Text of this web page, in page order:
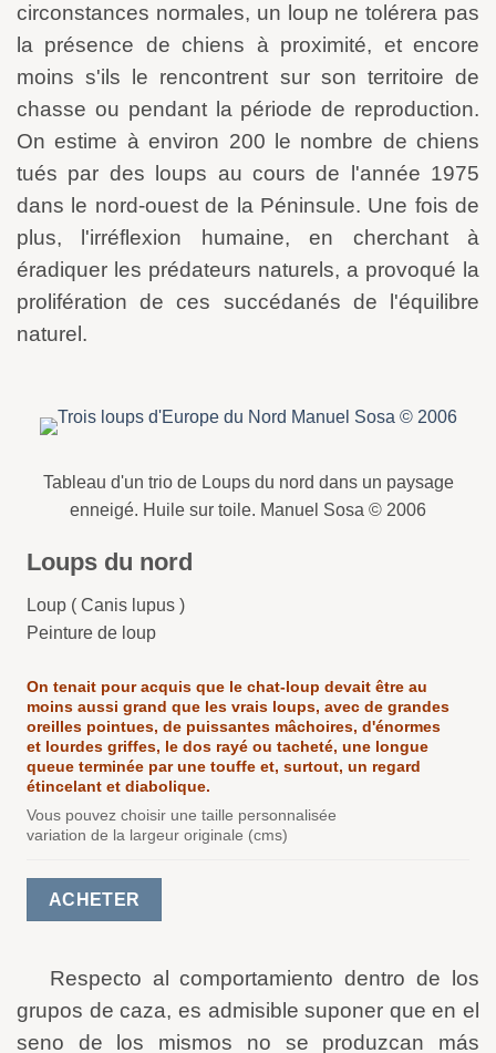
circonstances normales, un loup ne tolérera pas
la présence de chiens à proximité, et encore
moins s'ils le rencontrent sur son territoire de
chasse ou pendant la période de reproduction.
On estime à environ 200 le nombre de chiens
tués par des loups au cours de l'année 1975
dans le nord-ouest de la Péninsule. Une fois de
plus, l'irréflexion humaine, en cherchant à
éradiquer les prédateurs naturels, a provoqué la
prolifération de ces succédanés de l'équilibre
naturel.
Tableau d'un trio de Loups du nord dans un paysage
enneigé. Huile sur toile. Manuel Sosa © 2006
Loups du nord
Loup ( Canis lupus )
Peinture de loup
On tenait pour acquis que le chat-loup devait être au
moins aussi grand que les vrais loups, avec de grandes
oreilles pointues, de puissantes mâchoires, d'énormes
et lourdes griffes, le dos rayé ou tacheté, une longue
queue terminée par une touffe et, surtout, un regard
étincelant et diabolique.
Vous pouvez choisir une taille personnalisée
variation de la largeur originale (cms)
ACHETER
Respecto al comportamiento dentro de los
grupos de caza, es admisible suponer que en el
seno de los mismos no se produzcan más